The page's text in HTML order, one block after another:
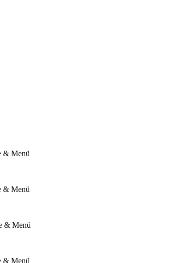
& Menü
& Menü
& Menü
& Menü